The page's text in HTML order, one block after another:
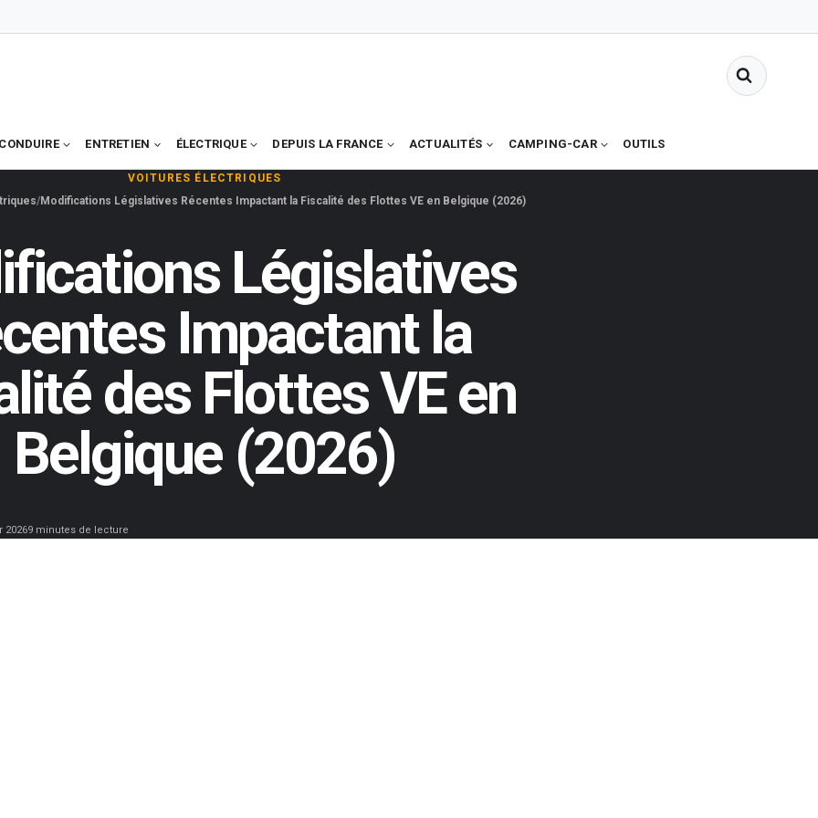
CONDUIRE ENTRETIEN ÉLECTRIQUE DEPUIS LA FRANCE ACTUALITÉS CAMPING-CAR OUTILS
VOITURES ÉLECTRIQUES
Modifications Législatives Récentes Impactant la Fiscalité des Flottes VE en Belgique (2026)
Législatives
Impactant la
des Flottes VE en
Belgique (2026)
20269 minutes de lecture